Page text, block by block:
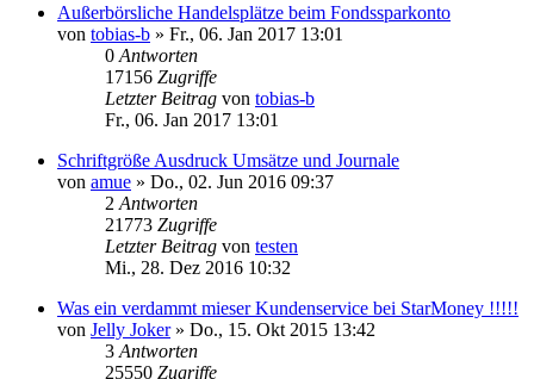
Außerbörsliche Handelsplätze beim Fondssparkonto
von tobias-b » Fr., 06. Jan 2017 13:01
0 Antworten
17156 Zugriffe
Letzter Beitrag von tobias-b
Fr., 06. Jan 2017 13:01
Schriftgröße Ausdruck Umsätze und Journale
von amue » Do., 02. Jun 2016 09:37
2 Antworten
21773 Zugriffe
Letzter Beitrag von testen
Mi., 28. Dez 2016 10:32
Was ein verdammt mieser Kundenservice bei StarMoney !!!!!
von Jelly Joker» Do., 15. Okt 2015 13:42
3 Antworten
25550 Zugriffe